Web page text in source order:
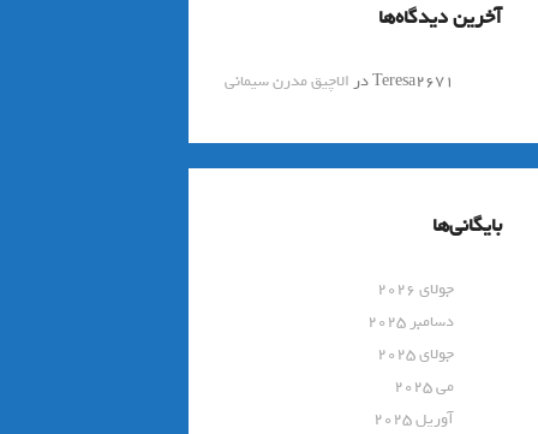
آخرین دیدگاه‌ها
Teresa2671درالاچیق مدرن سیمانی
بایگانی‌ها
جولای 2026
دسامبر 2025
جولای 2025
می 2025
آوریل 2025